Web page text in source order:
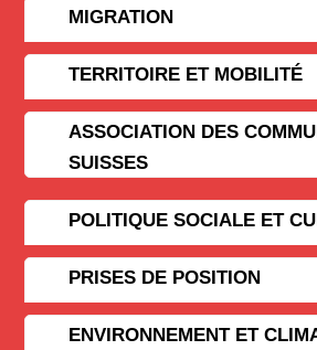
MIGRATION
TERRITOIRE ET MOBILITÉ
ASSOCIATION DES
SUISSES
POLITIQUE SOCIALE ET
PRISES DE POSITION
ENVIRONNEMENT ET